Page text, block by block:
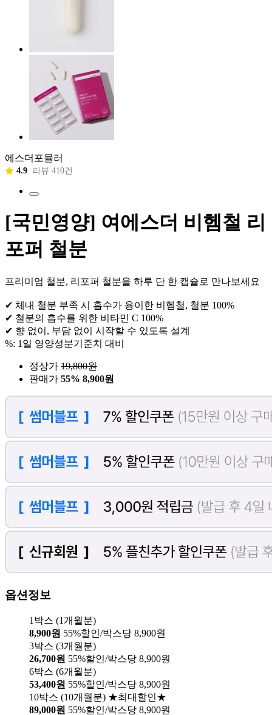
에스더포뮬러
4.9 리뷰 410건
[국민영양] 여에스더 비헴철 리
포퍼 철분
프리미엄 철분, 리포퍼 철분을 하루 단 한 캡슐로 만나보세요
✔ 체내 철분 부족 시 흡수가 용이한 비헴철, 철분 100%
✔ 철분의 흡수를 위한 비타민 C 100%
✔ 향 없이, 부담 없이 시작할 수 있도록 설계
%: 1일 영양성분기준치 대비
정상가 19,800원
판매가 55% 8,900원
옵션정보
1박스 (1개월분)
8,900원 55%할인/박스당 8,900원
3박스 (3개월분)
26,700원 55%할인/박스당 8,900원
6박스 (6개월분)
53,400원 55%할인/박스당 8,900원
10박스 (10개월분) ★최대할인★
89,000원 55%할인/박스당 8,900원